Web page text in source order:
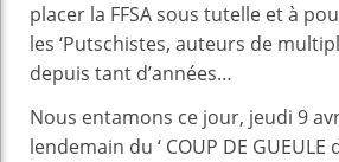
placer la FFSA sous tutelle et à
les ‘Putschistes, auteurs de
depuis tant d’années…
Nous entamons ce jour, jeudi 9
lendemain du ‘ COUP DE